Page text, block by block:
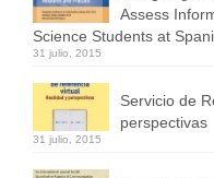
Assess
Science Students at
31 julio, 2015
Servicio de
perspectivas
31 julio, 2015